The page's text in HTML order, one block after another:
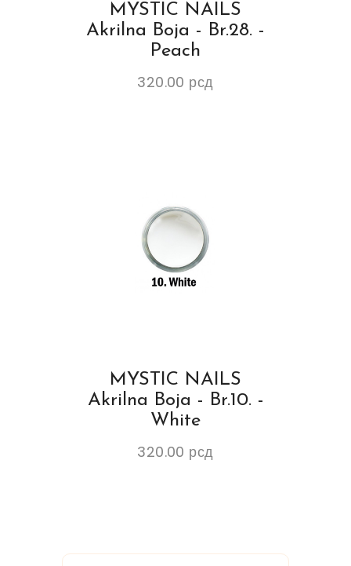
MYSTIC NAILS
Akrilna Boja - Br.28. -
Peach
320.00 рсд
MYSTIC NAILS
Akrilna Boja - Br.10. -
White
320.00 рсд